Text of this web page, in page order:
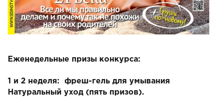
Еженедельные призы конкурса:
1 и 2 неделя: фреш-гель для умывания
Натуральный уход (пять призов).